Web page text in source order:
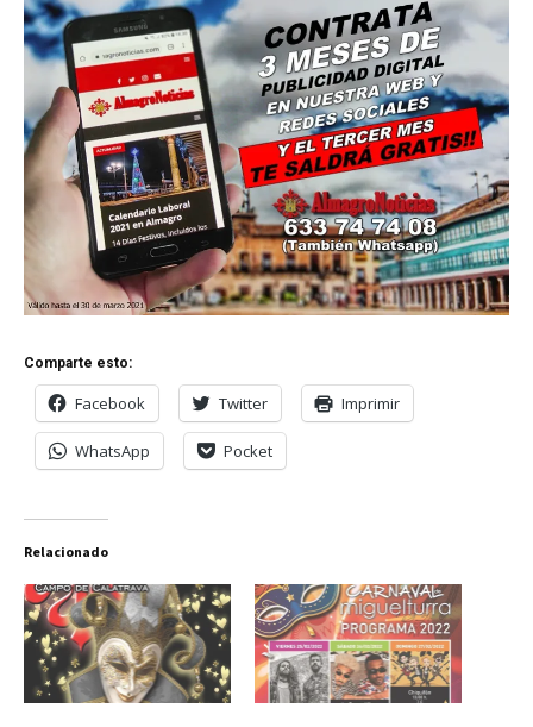
Comparte esto:
Facebook Twitter Imprimir
WhatsApp Pocket
Relacionado